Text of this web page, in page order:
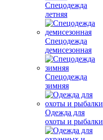
Спецодежда
летняя
Спецодежда
демисезонная
Спецодежда
зимняя
Одежда для
охоты и рыбалки